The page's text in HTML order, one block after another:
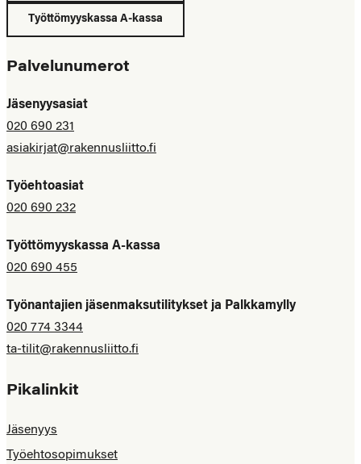
Työttömyyskassa A-kassa
Palvelunumerot
Jäsenyysasiat
020 690 231
asiakirjat@rakennusliitto.fi
Työehtoasiat
020 690 232
Työttömyyskassa A-kassa
020 690 455
Työnantajien jäsenmaksutilitykset ja Palkkamylly
020 774 3344
ta-tilit@rakennusliitto.fi
Pikalinkit
Jäsenyys
Työehtosopimukset